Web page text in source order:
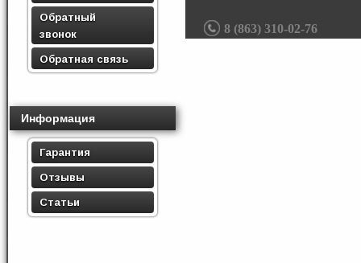
Обратный
звонок
Обратная связь
Информация
Гарантия
Отзывы
Статьи
8 (863) 310-02-76